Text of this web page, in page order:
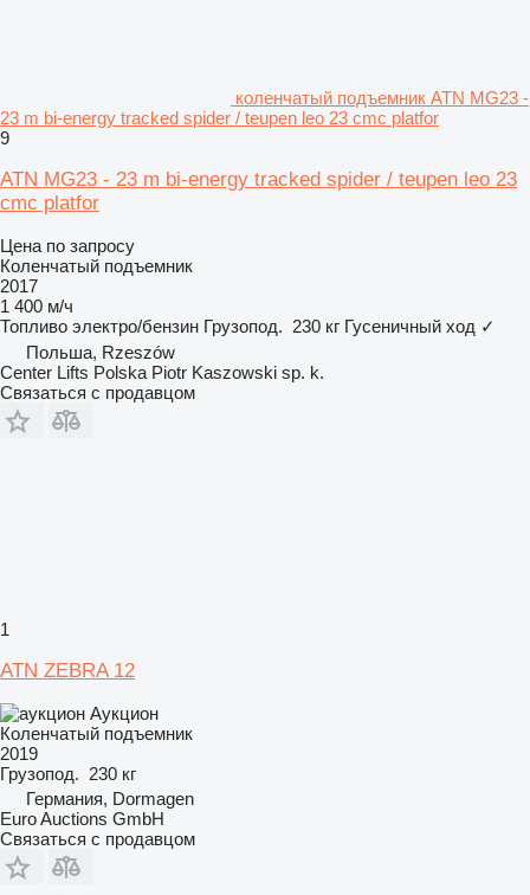
коленчатый подъемник ATN MG23 -
23 m bi-energy tracked spider / teupen leo 23 cmc platfor
9
ATN MG23 - 23 m bi-energy tracked spider / teupen leo 23
cmc platfor
Цена по запросу
Коленчатый подъемник
2017
1 400 м/ч
Топливо электро/бензин Грузопод. 230 кг Гусеничный ход ✓
Польша, Rzeszów
Center Lifts Polska Piotr Kaszowski sp. k.
Связаться с продавцом
1
ATN ZEBRA 12
Аукцион
Коленчатый подъемник
2019
Грузопод. 230 кг
Германия, Dormagen
Euro Auctions GmbH
Связаться с продавцом